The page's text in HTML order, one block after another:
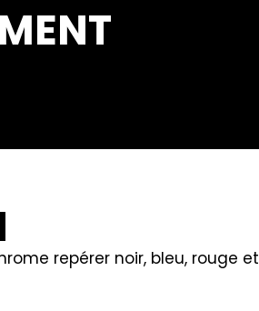
repérer noir, bleu, rouge et